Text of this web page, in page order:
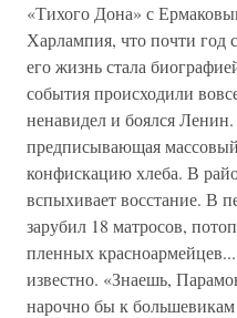
«Тихого Дона» с
Харлампия, что почти год
его жизнь стала
события происходили
ненавидел и боялся
предписывающая
конфискацию хлеба. В
вспыхивает восстание. В
зарубил 18 матросов,
пленных
известно. «Знаешь,
нарочно бы к большевикам